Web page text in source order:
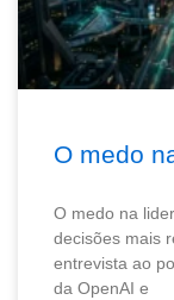
O medo
O medo na
decisões mais
entrevista ao
da OpenAI e